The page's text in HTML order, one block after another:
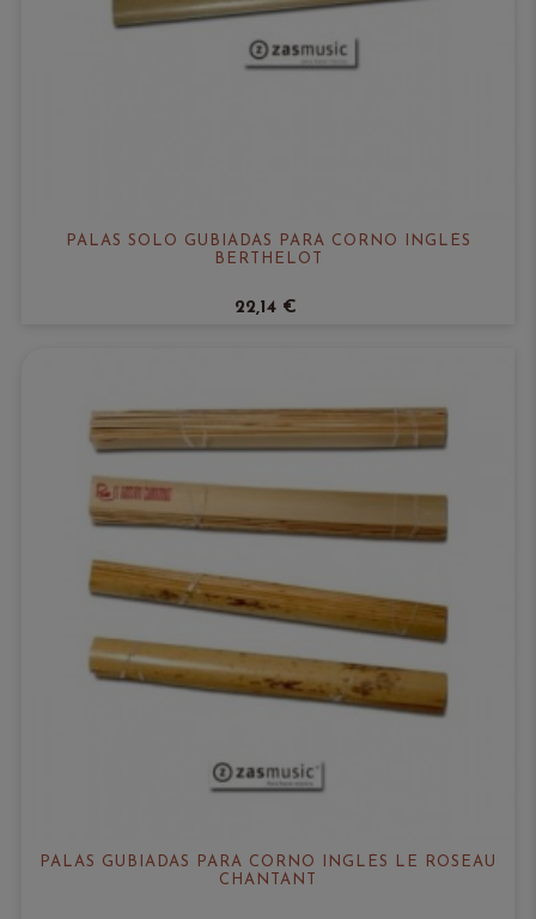
PALAS SOLO GUBIADAS PARA CORNO INGLÉS
BERTHELOT
22,14 €
PALAS GUBIADAS PARA CORNO INGLÉS LE ROSEAU
CHANTANT